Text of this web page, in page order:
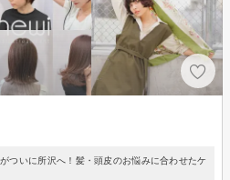
ついに所沢へ！髪・頭皮のお悩みに合わせたケ